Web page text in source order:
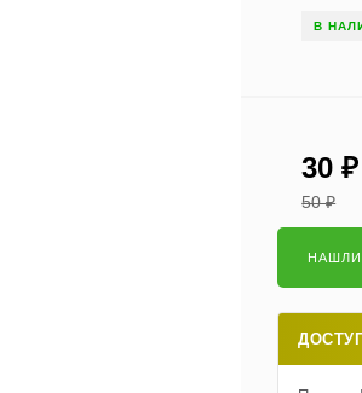
В
30₽
50₽